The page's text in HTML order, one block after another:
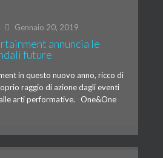
Gennaio 20, 2019
annuncia le
future
in questo nuovo anno, ricco di
raggio di azione dagli eventi
arti performative. One&One